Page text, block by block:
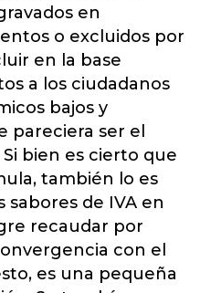
en
o excluidos por
en la base
a los ciudadanos
bajos y
pareciera ser el
bien es cierto que
también lo es
de IVA en
recaudar por
con el
es una pequeña